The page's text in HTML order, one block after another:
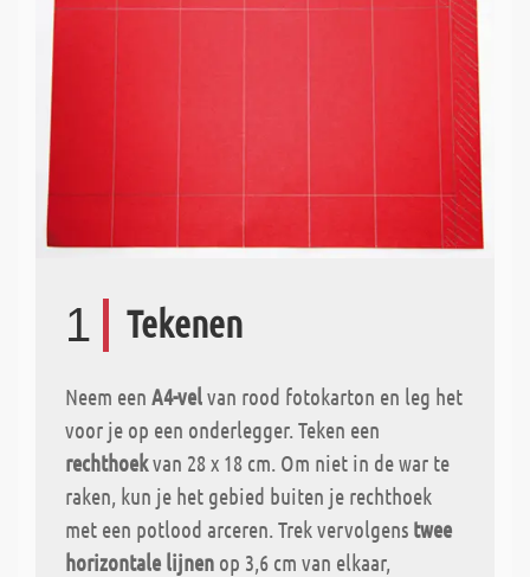
1 Tekenen
Neem een A4-velvan rood fotokarton en leg het
voor je op een onderlegger. Teken een
rechthoekvan 28 x 18 cm. Om niet in de war te
raken, kun je het gebied buiten je rechthoek
met een potlood arceren. Trek vervolgens twee
horizontale lijnen op 3,6 cm van elkaar,